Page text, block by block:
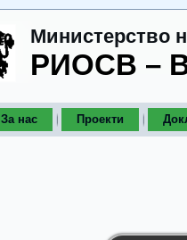
Министерство
РИОСВ –
За нас Проекти